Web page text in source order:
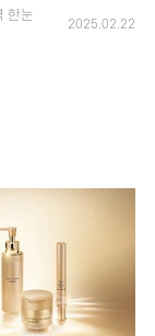
한눈
2025.02.22